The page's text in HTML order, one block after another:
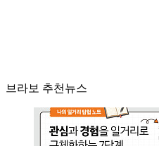
브라보 추천뉴스